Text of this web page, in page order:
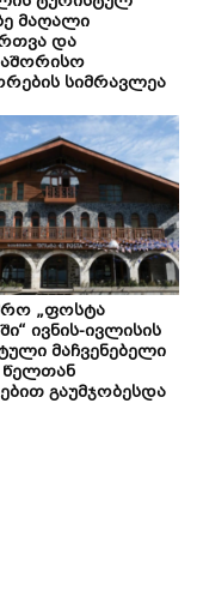
მაღალი
და
სიმრავლეა
„ფოსტა
ივნის-ივლისის
მაჩვენებელი
გაუმჯობესდა